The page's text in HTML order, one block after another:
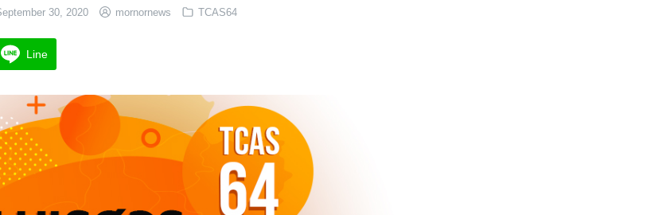
30, 2020 mornornews TCAS64
Line